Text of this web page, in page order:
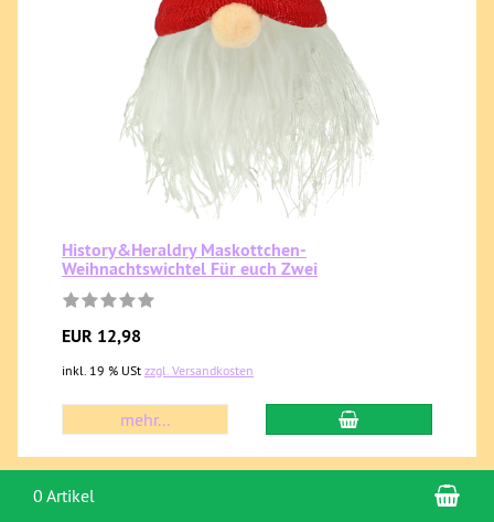
History&Heraldry Maskottchen-
Weihnachtswichtel Für euch Zwei
EUR 12,98
inkl. 19 % USt zzgl. Versandkosten
mehr...
0 Artikel